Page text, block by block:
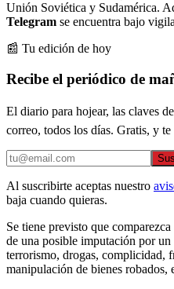
Unión Soviética y Sudamérica.
Telegram se encuentra bajo
📰 Tu edición de hoy
Recibe el periódico de
El diario para hojear, las claves
correo, todos los días. Gratis, y
Al suscribirte aceptas nuestro
baja cuando quieras.
Se tiene previsto que
de una posible imputación por
terrorismo, drogas, complicidad,
manipulación de bienes robados,